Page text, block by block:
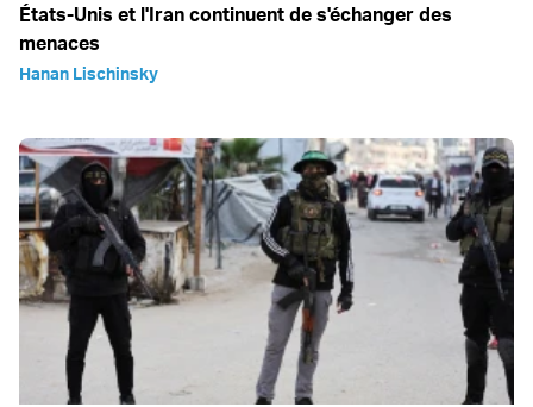
États-Unis et l'Iran continuent de s'échanger des
menaces
Hanan Lischinsky